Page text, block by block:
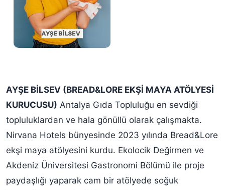
AYŞE BİLSEV (BREAD&LORE EKŞİ MAYA ATÖLYESİ
KURUCUSU) Antalya Gıda Topluluğu en sevdiği
topluluklardan ve hala gönüllü olarak çalışmakta.
Nirvana Hotels bünyesinde 2023 yılında Bread&Lore
ekşi maya atölyesini kurdu. Ekolocik Değirmen ve
Akdeniz Üniversitesi Gastronomi Bölümü ile proje
paydaşlığı yaparak cam bir atölyede soğuk